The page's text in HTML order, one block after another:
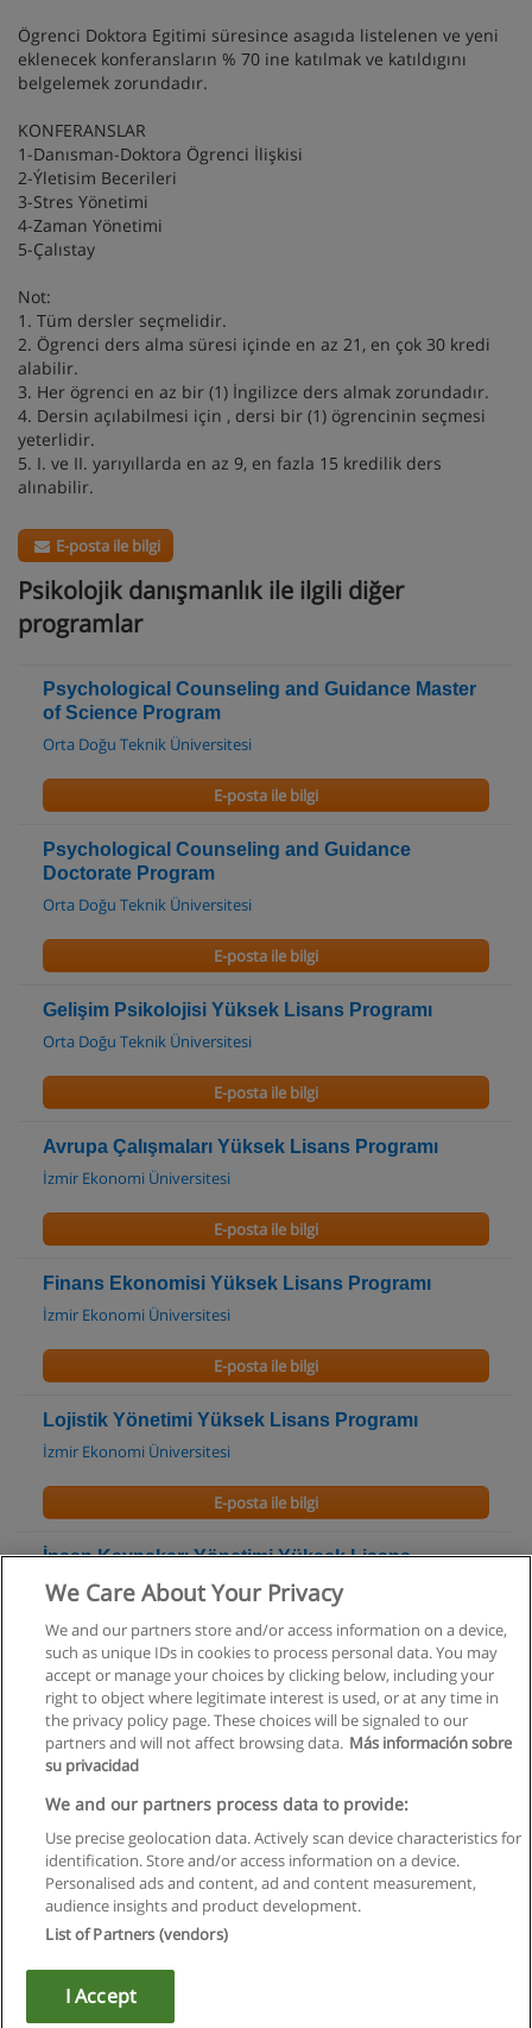
Ögrenci Doktora Egitimi süresince asagıda listelenen ve yeni
eklenecek konferansların % 70 ine katılmak ve katıldıgını
belgelemek zorundadır.
KONFERANSLAR
1-Danısman-Doktora Ögrenci İlişkisi
2-Ýletisim Becerileri
3-Stres Yönetimi
4-Zaman Yönetimi
5-Çalıstay
Not:
1. Tüm dersler seçmelidir.
2. Ögrenci ders alma süresi içinde en az 21, en çok 30 kredi
alabilir.
3. Her ögrenci en az bir (1) İngilizce ders almak zorundadır.
4. Dersin açılabilmesi için , dersi bir (1) ögrencinin seçmesi
yeterlidir.
5. I. ve II. yarıyıllarda en az 9, en fazla 15 kredilik ders
alınabilir.
E-posta ile bilgi
Psikolojik danışmanlık ile ilgili diğer
programlar
Psychological Counseling and Guidance Master
of Science Program
Orta Doğu Teknik Üniversitesi
E-posta ile bilgi
Psychological Counseling and Guidance
Doctorate Program
Orta Doğu Teknik Üniversitesi
E-posta ile bilgi
Gelişim Psikolojisi Yüksek Lisans Programı
Orta Doğu Teknik Üniversitesi
E-posta ile bilgi
Avrupa Çalışmaları Yüksek Lisans Programı
İzmir Ekonomi Üniversitesi
E-posta ile bilgi
Finans Ekonomisi Yüksek Lisans Programı
İzmir Ekonomi Üniversitesi
E-posta ile bilgi
Lojistik Yönetimi Yüksek Lisans Programı
İzmir Ekonomi Üniversitesi
E-posta ile bilgi
İnsan Kaynakarı Yönetimi Yüksek Lisans
Programı
E-posta ile bilgi
Kullanım koşulları
Gizlilik politikası
İletişim Educaedu
Copyright © Educaedu Business S.L. - CIF : B-95610580: -
We Care About Your Privacy
We and our partners store and/or access information on a device,
such as unique IDs in cookies to process personal data. You may
accept or manage your choices by clicking below, including your
right to object where legitimate interest is used, or at any time in
the privacy policy page. These choices will be signaled to our
partners and will not affect browsing data. Más información sobre
su privacidad
We and our partners process data to provide:
Use precise geolocation data. Actively scan device characteristics for
identification. Store and/or access information on a device.
Personalised ads and content, ad and content measurement,
audience insights and product development.
List of Partners (vendors)
I Accept